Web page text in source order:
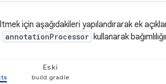
için aşağıdakileri yapılandırarak ek
annotationProcessor kullanarak
Eski